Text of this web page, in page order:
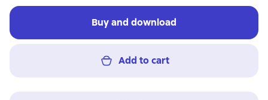
Buy and download
Add to cart